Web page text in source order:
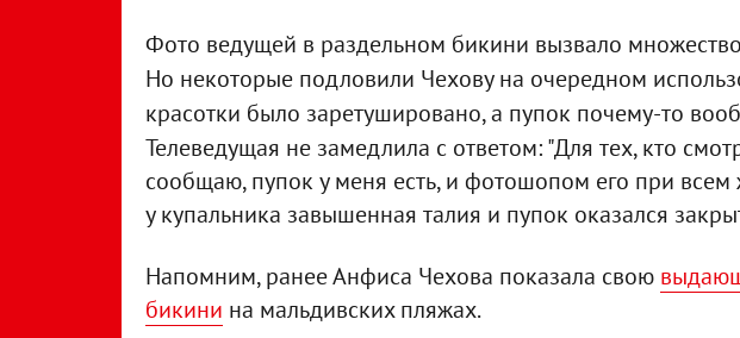
Фото ведущей в раздельном бикини вызвало
Но некоторые подловили Чехову на очередном
красотки было заретушировано, а пупок почему-то
Телеведущая не замедлила с ответом: "Для тех, кто
сообщаю, пупок у меня есть, и фотошопом его при
у купальника завышенная талия и пупок оказался
Напомним, ранее Анфиса Чехова показала свою
бикини на мальдивских пляжах.